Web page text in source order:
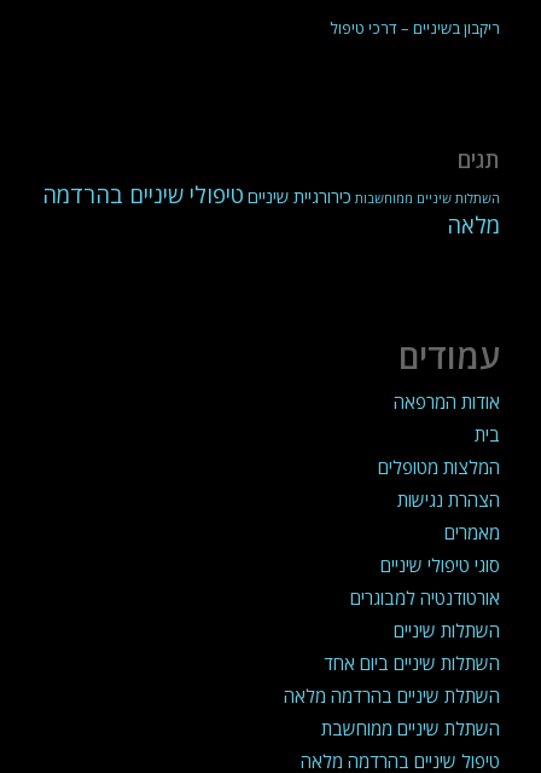
ריקבון בשיניים – דרכי טיפול
תגים
השתלות שיניים ממוחשבות כירורגיית שיניים טיפולי שיניים בהרדמה
מלאה
עמודים
אודות המרפאה
בית
המלצות מטופלים
הצהרת נגישות
מאמרים
סוגי טיפולי שיניים
אורטודנטיה למבוגרים
השתלות שיניים
השתלות שיניים ביום אחד
השתלת שיניים בהרדמה מלאה
השתלת שיניים ממוחשבת
טיפול שיניים בהרדמה מלאה